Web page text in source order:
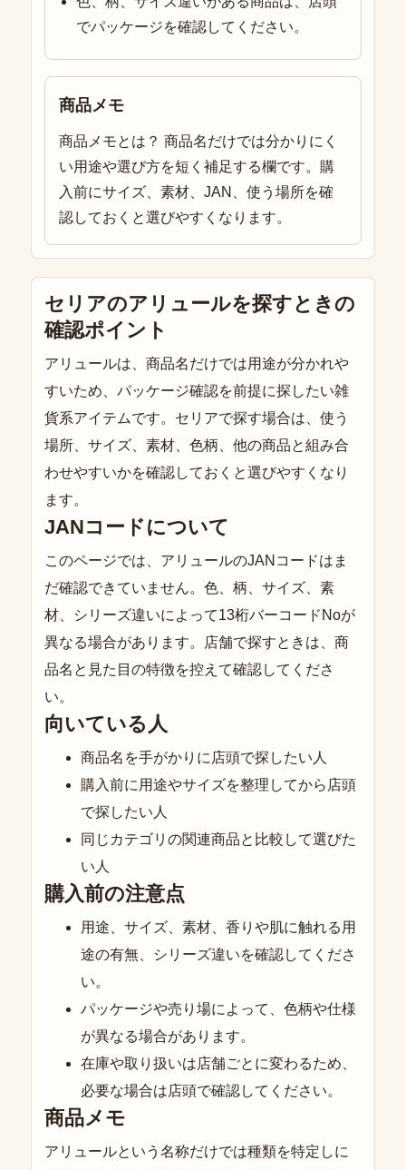
でパッケージを確認してください。
商品メモ
商品メモとは？ 商品名だけでは分かりにく
い用途や選び方を短く補足する欄です。購
入前にサイズ、素材、JAN、使う場所を確
認しておくと選びやすくなります。
セリアのアリュールを探すときの
確認ポイント
アリュールは、商品名だけでは用途が分かれや
すいため、パッケージ確認を前提に探したい雑
貨系アイテムです。セリアで探す場合は、使う
場所、サイズ、素材、色柄、他の商品と組み合
わせやすいかを確認しておくと選びやすくなり
ます。
JANコードについて
このページでは、アリュールのJANコードはま
だ確認できていません。色、柄、サイズ、素
材、シリーズ違いによって13桁バーコードNoが
異なる場合があります。店舗で探すときは、商
品名と見た目の特徴を控えて確認してくださ
い。
向いている人
商品名を手がかりに店頭で探したい人
購入前に用途やサイズを整理してから店頭
で探したい人
同じカテゴリの関連商品と比較して選びた
い人
購入前の注意点
用途、サイズ、素材、香りや肌に触れる用
途の有無、シリーズ違いを確認してくださ
い。
パッケージや売り場によって、色柄や仕様
が異なる場合があります。
在庫や取り扱いは店舗ごとに変わるため、
必要な場合は店頭で確認してください。
商品メモ
アリュールという名称だけでは種類を特定しに